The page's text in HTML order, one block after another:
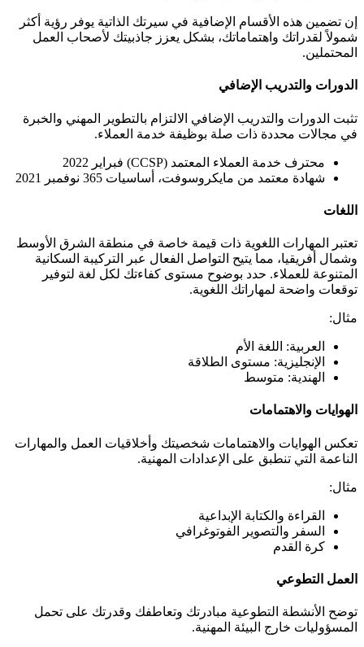
إن تضمين هذه الأقسام الإضافية في سيرتك الذاتية يوفر رؤية أكثر
شمولاً لقدراتك واهتماماتك، بشكل يعزز جاذبيتك لأصحاب العمل
المحتملين.
الدورات والتدريب الإضافي
تثبت الدورات والتدريب الإضافي الالتزام بالتطوير المهني والخبرة
في مجالات محددة ذات صلة بوظيفة خدمة العملاء.
محترف خدمة العملاء المعتمد (CCSP) فبراير 2022
شهادة معتمد من مايكروسوفت، أساسيات 365 نوفمبر 2021
اللغات
تعتبر المهارات اللغوية ذات قيمة خاصة في منطقة الشرق الأوسط
وشمال أفريقيا، مما يتيح التواصل الفعال عبر التركيبة السكانية
المتنوعة للعملاء. حدد بوضوح مستوى كفاءتك لكل لغة لتوفير
توقعات واضحة لمهاراتك اللغوية.
مثال:
العربية: اللغة الأم
الإنجليزية: مستوى الطلاقة
الهندية: متوسط
الهوايات والاهتمامات
تعكس الهوايات والاهتمامات شخصيتك وأخلاقيات العمل والمهارات
الناعمة التي تنطبق على الإعدادات المهنية.
مثال:
القراءة والكتابة الإبداعية
السفر والتصوير الفوتوغرافي
كرة القدم
العمل التطوعي
توضح الأنشطة التطوعية مبادرتك وتعاطفك وقدرتك على تحمل
المسؤوليات خارج البيئة المهنية.